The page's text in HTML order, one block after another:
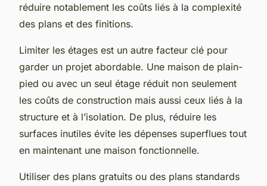
réduire notablement les coûts liés à la complexité
des plans et des finitions.
Limiter les étages est un autre facteur clé pour
garder un projet abordable. Une maison de plain-
pied ou avec un seul étage réduit non seulement
les coûts de construction mais aussi ceux liés à la
structure et à l’isolation. De plus, réduire les
surfaces inutiles évite les dépenses superflues tout
en maintenant une maison fonctionnelle.
Utiliser des plans gratuits ou des plans standards